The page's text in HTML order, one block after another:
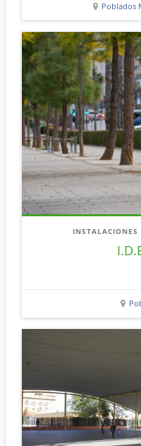
Poblados
INSTALACIONES